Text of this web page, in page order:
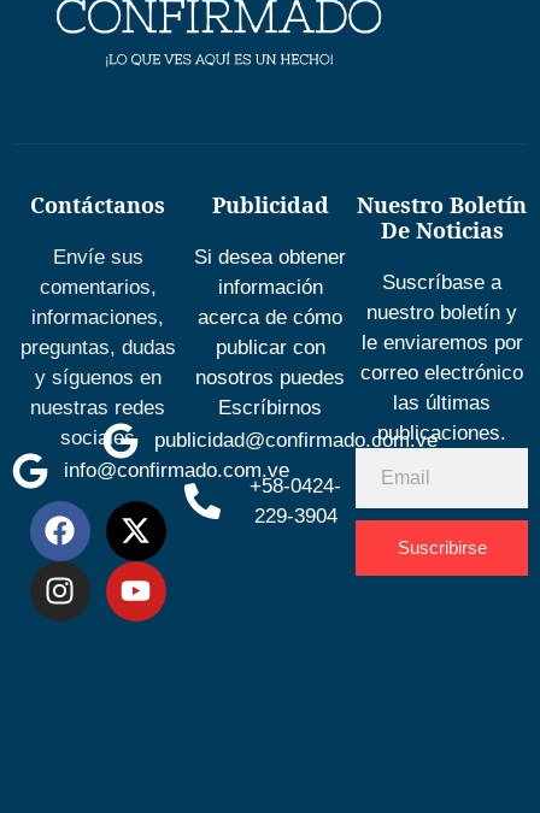
Contáctanos
Envíe sus
comentarios,
informaciones,
preguntas, dudas
y síguenos en
nuestras redes
sociales
info@confirmado.com.ve
Publicidad
Si desea obtener
información
acerca de cómo
publicar con
nosotros puedes
Escríbirnos
publicidad@confirmado.com.ve
+58-0424-
229-3904
Nuestro Boletín
De Noticias
Suscríbase a
nuestro boletín y
le enviaremos por
correo electrónico
las últimas
publicaciones.
Suscribirse